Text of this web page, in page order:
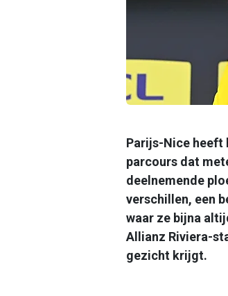
Parijs-Nice heeft
parcours dat
deelnemende
verschillen, een
waar ze bijna
Allianz Riviera-
gezicht krijgt.